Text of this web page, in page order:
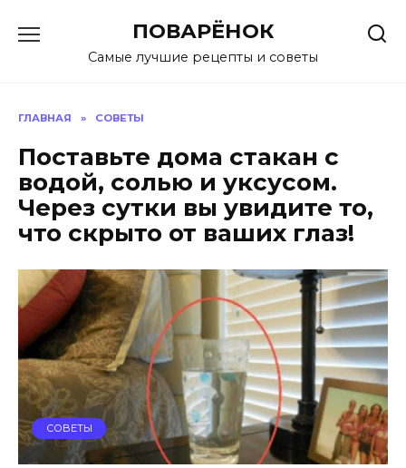
содержанию
ПОВАРЁНОК
Самые лучшие рецепты и советы
ГЛАВНАЯ » СОВЕТЫ
Поставьте дома стакан с
водой, солью и уксусом.
Через сутки вы увидите то,
что скрыто от ваших глаз!
СОВЕТЫ